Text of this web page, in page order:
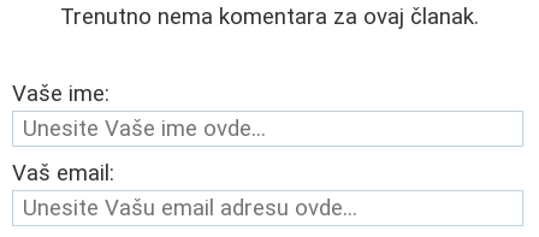
Trenutno nema komentara za ovaj članak.
Vaše ime:
Vaš email: